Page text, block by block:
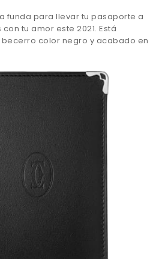
funda para llevar tu pasaporte a
tu amor este 2021. Está
color negro y acabado en